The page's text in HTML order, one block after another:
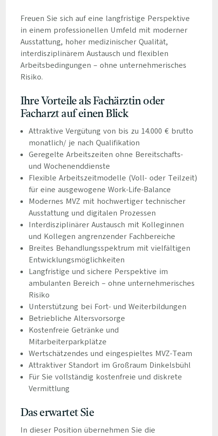
Freuen Sie sich auf eine langfristige Perspektive
in einem professionellen Umfeld mit moderner
Ausstattung, hoher medizinischer Qualität,
interdisziplinärem Austausch und flexiblen
Arbeitsbedingungen – ohne unternehmerisches
Risiko.
Ihre Vorteile als Fachärztin oder
Facharzt auf einen Blick
Attraktive Vergütung von bis zu 14.000 € brutto
monatlich/ je nach Qualifikation
Geregelte Arbeitszeiten ohne Bereitschafts-
und Wochenenddienste
Flexible Arbeitszeitmodelle (Voll- oder Teilzeit)
für eine ausgewogene Work-Life-Balance
Modernes MVZ mit hochwertiger technischer
Ausstattung und digitalen Prozessen
Interdisziplinärer Austausch mit Kolleginnen
und Kollegen angrenzender Fachbereiche
Breites Behandlungsspektrum mit vielfältigen
Entwicklungsmöglichkeiten
Langfristige und sichere Perspektive im
ambulanten Bereich – ohne unternehmerisches
Risiko
Unterstützung bei Fort- und Weiterbildungen
Betriebliche Altersvorsorge
Kostenfreie Getränke und
Mitarbeiterparkplätze
Wertschätzendes und eingespieltes MVZ-Team
Attraktiver Standort im Großraum Dinkelsbühl
Für Sie vollständig kostenfreie und diskrete
Vermittlung
Das erwartet Sie
In dieser Position übernehmen Sie die